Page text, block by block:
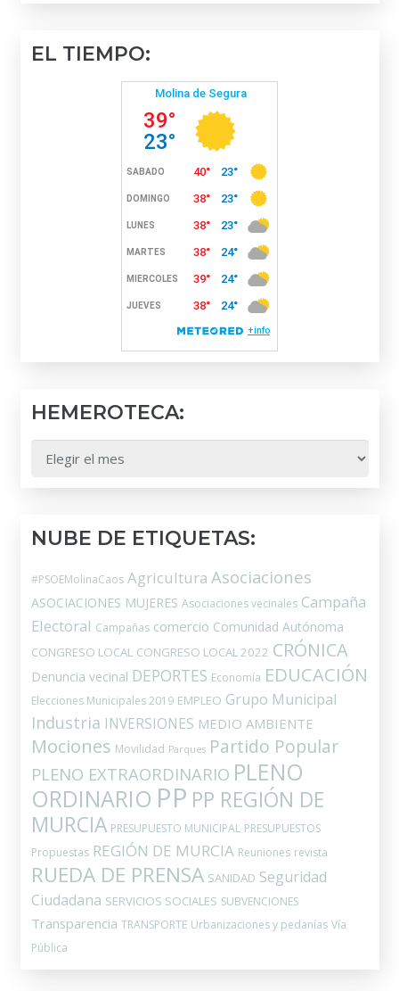
EL TIEMPO:
HEMEROTECA:
NUBE DE ETIQUETAS:
#PSOEMolinaCaos Agricultura Asociaciones
ASOCIACIONES MUJERES Asociaciones vecinales Campaña
Electoral Campañas comercio Comunidad Autónoma
CONGRESO LOCAL CONGRESO LOCAL 2022 CRÓNICA
Denuncia vecinal DEPORTES Economía EDUCACIÓN
Elecciones Municipales 2019 EMPLEO Grupo Municipal
Industria INVERSIONES MEDIO AMBIENTE
Mociones Movilidad Parques Partido Popular
PLENO EXTRAORDINARIO PLENO
ORDINARIO PP PP REGIÓN DE
MURCIA PRESUPUESTO MUNICIPAL PRESUPUESTOS
Propuestas REGIÓN DE MURCIA Reuniones revista
RUEDA DE PRENSA SANIDAD Seguridad
Ciudadana SERVICIOS SOCIALES SUBVENCIONES
Transparencia TRANSPORTE Urbanizaciones y pedanías Vía
Pública